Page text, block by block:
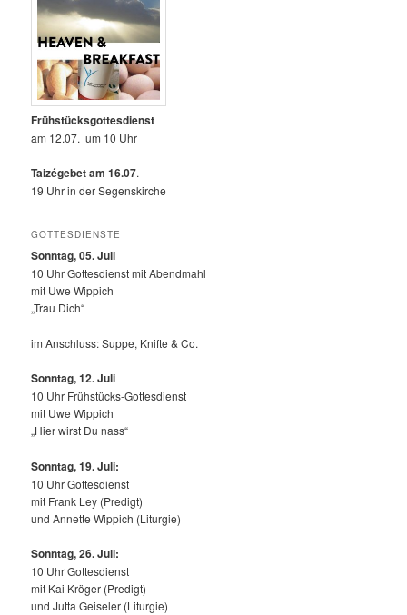
Frühstücksgottesdienst
am 12.07. um 10 Uhr
Taizégebet am 16.07.
19 Uhr in der Segenskirche
GOTTESDIENSTE
Sonntag, 05. Juli
10 Uhr Gottesdienst mit Abendmahl
mit Uwe Wippich
„Trau Dich“
im Anschluss: Suppe, Knifte & Co.
Sonntag, 12.Juli
10 Uhr Frühstücks-Gottesdienst
mit Uwe Wippich
„Hier wirst Du nass“
Sonntag, 19. Juli:
10 Uhr Gottesdienst
mit Frank Ley (Predigt)
und Annette Wippich (Liturgie)
Sonntag, 26. Juli:
10 Uhr Gottesdienst
mit Kai Kröger (Predigt)
und Jutta Geiseler (Liturgie)